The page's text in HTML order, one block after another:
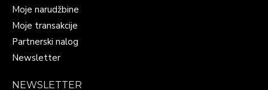
Moje narudžbine
Moje transakcije
Partnerski nalog
Newsletter
NEWSLETTER